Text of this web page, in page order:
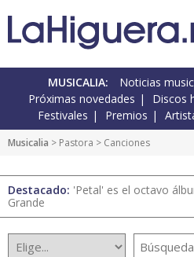
MUSICALIA: Noticias
Próximas novedades
Discos
Festivales
Premios
Musicalia > Pastora > Canciones
Destacado: 'Petal' es el octavo
Grande